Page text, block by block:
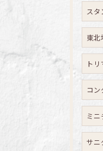
スタ
東北
トリ
コン
ミ
サニ